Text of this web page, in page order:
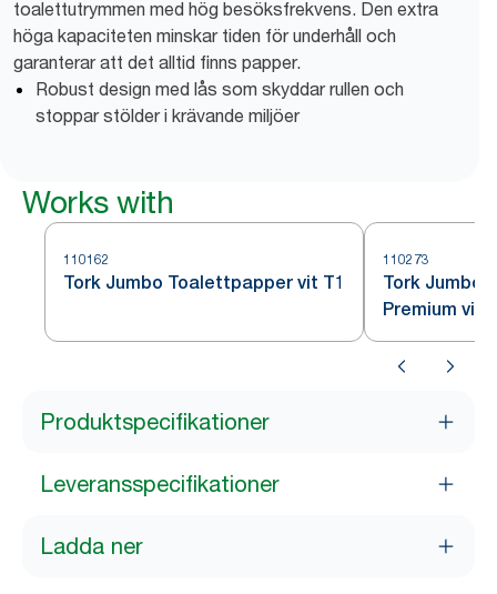
toalettutrymmen med hög besöksfrekvens. Den extra
höga kapaciteten minskar tiden för underhåll och
garanterar att det alltid finns papper.
Robust design med lås som skyddar rullen och
stoppar stölder i krävande miljöer
Works with
110162
Tork Jumbo Toalettpapper vit T1
110273
Tork Jumbo
Premium vit
Produktspecifikationer
Leveransspecifikationer
Ladda ner